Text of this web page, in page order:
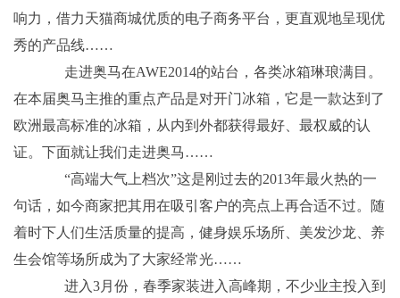
响力，借力天猫商城优质的电子商务平台，更直观地呈现优
秀的产品线……
走进奥马在AWE2014的站台，各类冰箱琳琅满目。
在本届奥马主推的重点产品是对开门冰箱，它是一款达到了
欧洲最高标准的冰箱，从内到外都获得最好、最权威的认
证。下面就让我们走进奥马……
“高端大气上档次”这是刚过去的2013年最火热的一
句话，如今商家把其用在吸引客户的亮点上再合适不过。随
着时下人们生活质量的提高，健身娱乐场所、美发沙龙、养
生会馆等场所成为了大家经常光……
进入3月份，春季家装进入高峰期，不少业主投入到